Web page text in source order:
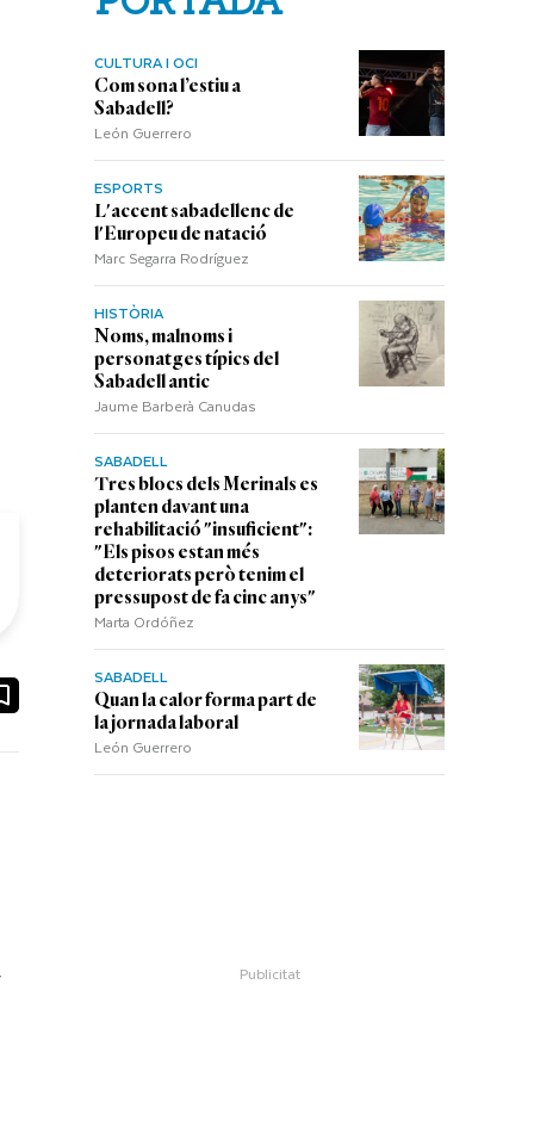
CULTURA I OCI
Com sona l’estiu a
Sabadell?
León Guerrero
ESPORTS
L'accent sabadellenc de
l'Europeu de natació
Marc Segarra Rodríguez
HISTÒRIA
Noms, malnoms i
personatges típics del
Sabadell antic
Jaume Barberà Canudas
SABADELL
Tres blocs dels Merinals es
planten davant una
rehabilitació "insuficient":
"Els pisos estan més
deteriorats però tenim el
pressupost de fa cinc anys"
Marta Ordóñez
SABADELL
Quan la calor forma part de
la jornada laboral
León Guerrero